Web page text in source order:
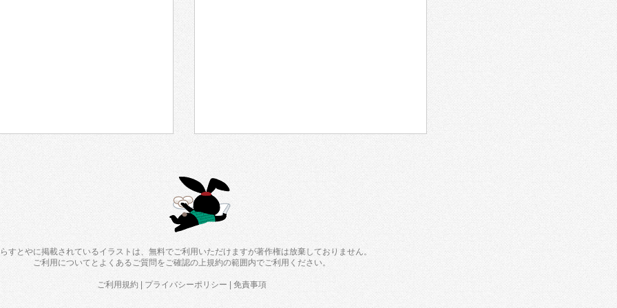
すとやに掲載されているイラストは、無料でご利用いただけますが著作権は放棄しておりません。
ご利用について と よくあるご質問をご確認の上規約の範囲内でご利用ください。
ご利用規約 プライバシーポリシー| 免責事項